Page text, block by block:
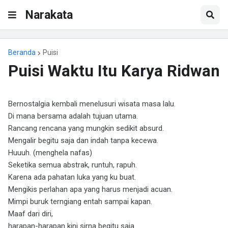
Narakata
Beranda Puisi
Puisi Waktu Itu Karya Ridwan
Bernostalgia kembali menelusuri wisata masa lalu.
Di mana bersama adalah tujuan utama.
Rancang rencana yang mungkin sedikit absurd.
Mengalir begitu saja dan indah tanpa kecewa.
Huuuh. (menghela nafas)
Seketika semua abstrak, runtuh, rapuh.
Karena ada pahatan luka yang ku buat.
Mengikis perlahan apa yang harus menjadi acuan.
Mimpi buruk terngiang entah sampai kapan.
Maaf dari diri,
harapan-harapan kini sirna begitu saja.